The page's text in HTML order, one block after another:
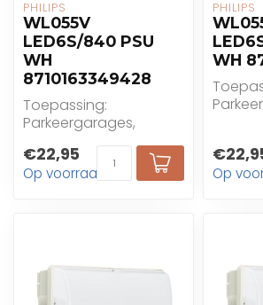
PHILIPS
WL055V
LED6S/840 PSU
WH
8710163349428
Toepassing:
Parkeergarages,
Ingangen, Gangen,
Trappenhuizen
€22,95
Op voorraad
PHILIPS
WH
Op